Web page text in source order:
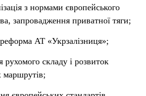
з нормами європейського
запровадження приватної тяги;
АТ «Укрзалізниця»;
рухомого складу і розвиток
маршрутів;